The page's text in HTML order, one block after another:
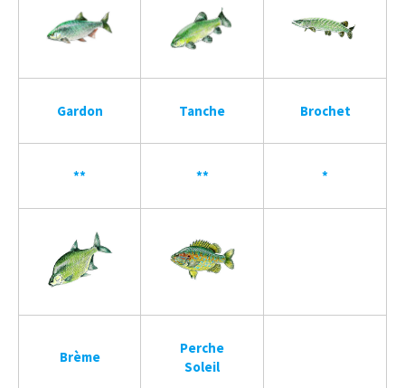
Gardon Tanche Brochet
** ** *
Brème
Perche
Soleil